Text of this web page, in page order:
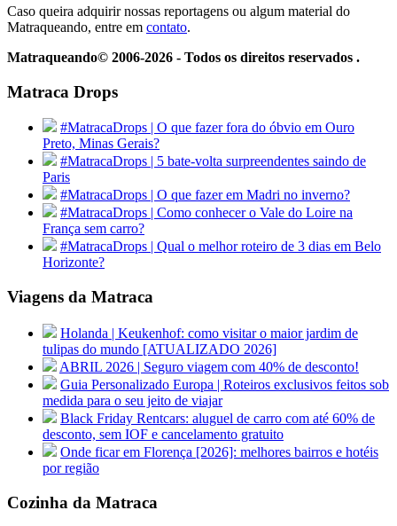
Caso queira adquirir nossas reportagens ou algum material do
Matraqueando, entre em contato.
Matraqueando© 2006-2026 - Todos os direitos reservados .
Matraca Drops
#MatracaDrops | O que fazer fora do óbvio em Ouro
Preto, Minas Gerais?
#MatracaDrops | 5 bate-volta surpreendentes saindo de
Paris
#MatracaDrops | O que fazer em Madri no inverno?
#MatracaDrops | Como conhecer o Vale do Loire na
França sem carro?
#MatracaDrops | Qual o melhor roteiro de 3 dias em Belo
Horizonte?
Viagens da Matraca
Holanda | Keukenhof: como visitar o maior jardim de
tulipas do mundo [ATUALIZADO 2026]
ABRIL 2026 | Seguro viagem com 40% de desconto!
Guia Personalizado Europa | Roteiros exclusivos feitos sob
medida para o seu jeito de viajar
Black Friday Rentcars: aluguel de carro com até 60% de
desconto, sem IOF e cancelamento gratuito
Onde ficar em Florença [2026]: melhores bairros e hotéis
por região
Cozinha da Matraca